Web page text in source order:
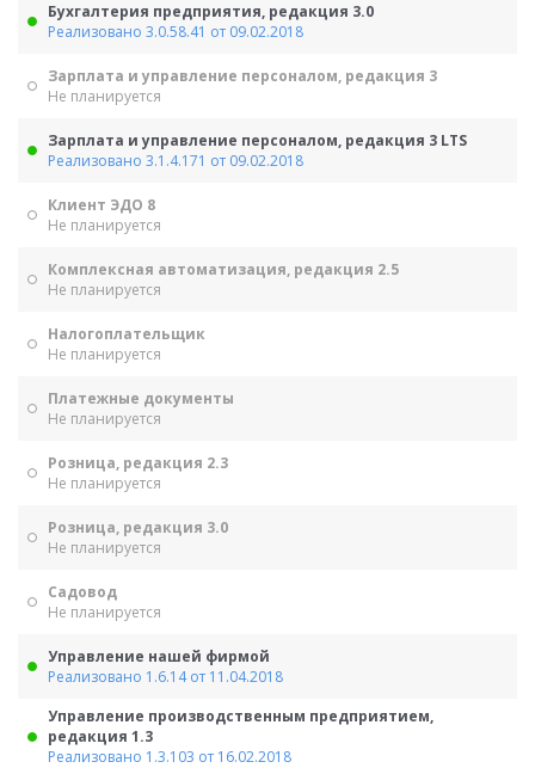
Бухгалтерия предприятия, редакция 3.0
Реализовано 3.0.58.41 от 09.02.2018
Зарплата и управление персоналом, редакция 3
Не планируется
Зарплата и управление персоналом, редакция 3 LTS
Реализовано 3.1.4.171 от 09.02.2018
Клиент ЭДО 8
Не планируется
Комплексная автоматизация, редакция 2.5
Не планируется
Налогоплательщик
Не планируется
Платежные документы
Не планируется
Розница, редакция 2.3
Не планируется
Розница, редакция 3.0
Не планируется
Садовод
Не планируется
Управление нашей фирмой
Реализовано 1.6.14 от 11.04.2018
Управление производственным предприятием,
редакция 1.3
Реализовано 1.3.103 от 16.02.2018